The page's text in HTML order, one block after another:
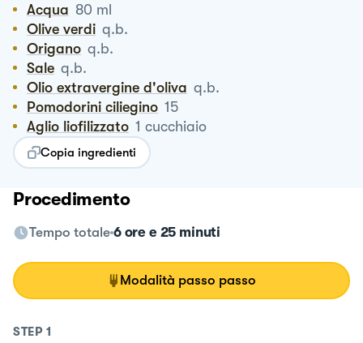
Acqua 80 ml
Olive verdi q.b.
Origano q.b.
Sale q.b.
Olio extravergine d'oliva q.b.
Pomodorini ciliegino 15
Aglio liofilizzato 1 cucchiaio
Copia ingredienti
Procedimento
Tempo totale 6 ore e 25 minuti
Modalità passo passo
STEP 1